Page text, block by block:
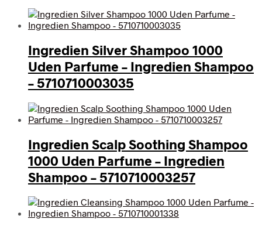
Ingredien Silver Shampoo 1000
Uden Parfume – Ingredien Shampoo
– 5710710003035
Ingredien Scalp Soothing Shampoo
1000 Uden Parfume – Ingredien
Shampoo – 5710710003257